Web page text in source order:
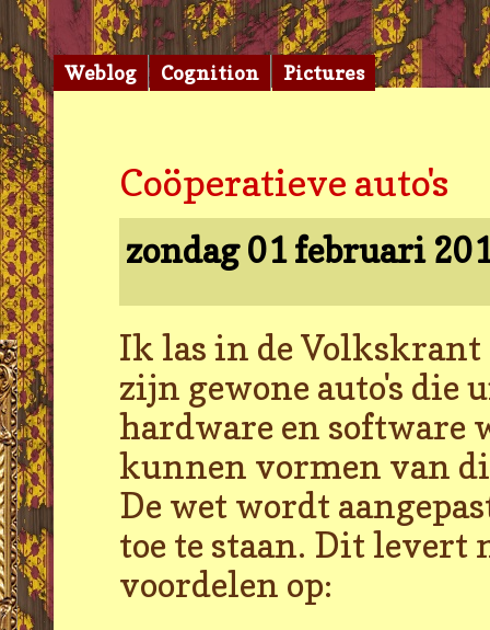
Coöperatieve auto's
zondag 01 februari
Ik las in de
zijn gewone auto's
hardware en software
kunnen vormen van
De wet wordt
toe te staan. Dit levert
voordelen op:
Weblog Cognition Pictures